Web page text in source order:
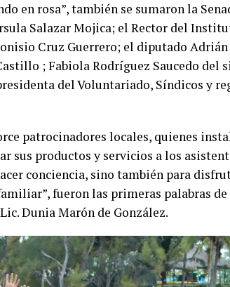
en rosa”, también se sumaron la
Salazar Mojica; el Rector del
Cruz Guerrero; el diputado
; Fabiola Rodríguez Saucedo del
del Voluntariado, Síndicos y
patrocinadores locales, quienes
sus productos y servicios a los
conciencia, sino también para
fueron las primeras palabras
Dunia Marón de González.